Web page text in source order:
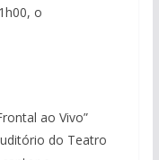
o
ao Vivo”
do Teatro